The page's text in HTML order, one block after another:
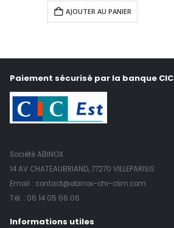
AJOUTER AU PANIER
Paiement sécurisé par la banque CIC
Société ABINOX
14 AV CHATEAUBRIAND, 77270 VILLEPARISIS
Email : contact@abinox-chr-clim.com
Tél. : 06 14 05 66 06
Informations utiles